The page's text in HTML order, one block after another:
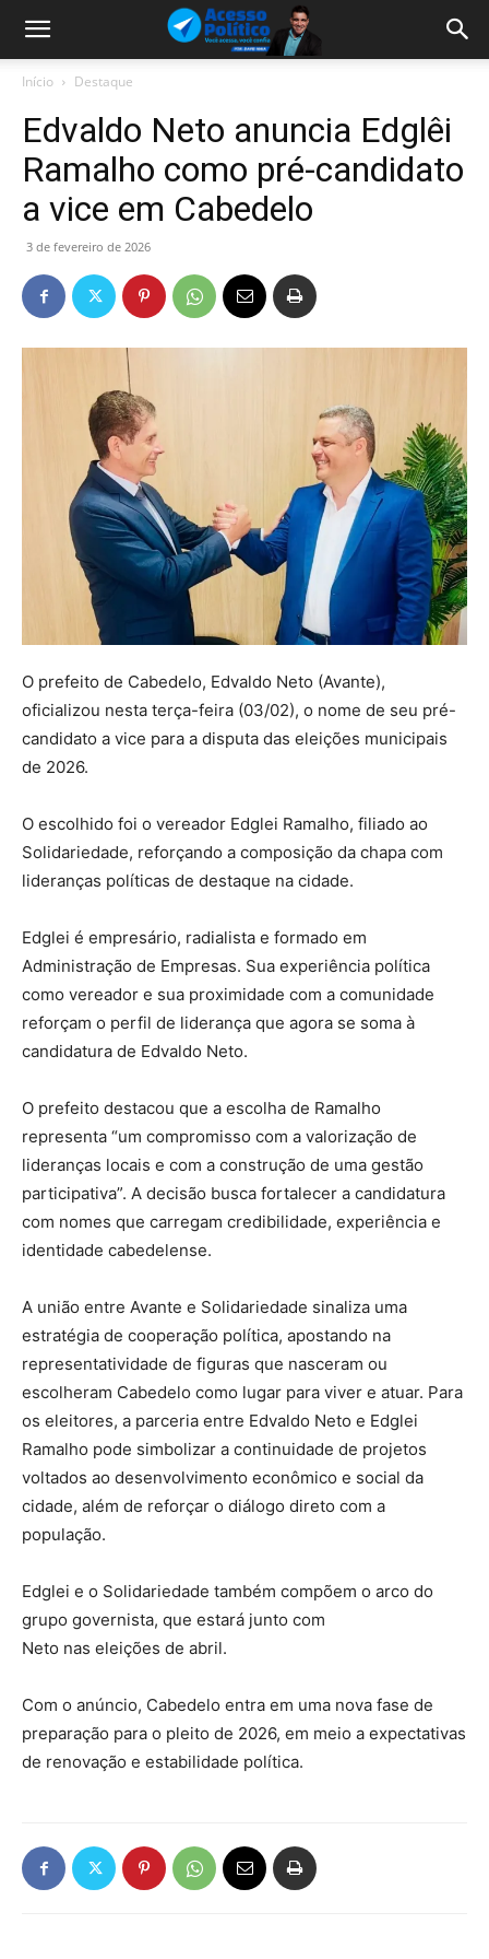
Início Destaque
Edvaldo Neto anuncia Edglêi
Ramalho como pré-candidato
a vice em Cabedelo
3 de fevereiro de 2026
O prefeito de Cabedelo, Edvaldo Neto (Avante),
oficializou nesta terça-feira (03/02), o nome de seu pré-
candidato a vice para a disputa das eleições municipais
de 2026.
O escolhido foi o vereador Edglei Ramalho, filiado ao
Solidariedade, reforçando a composição da chapa com
lideranças políticas de destaque na cidade.
Edglei é empresário, radialista e formado em
Administração de Empresas. Sua experiência política
como vereador e sua proximidade com a comunidade
reforçam o perfil de liderança que agora se soma à
candidatura de Edvaldo Neto.
O prefeito destacou que a escolha de Ramalho
representa “um compromisso com a valorização de
lideranças locais e com a construção de uma gestão
participativa”. A decisão busca fortalecer a candidatura
com nomes que carregam credibilidade, experiência e
identidade cabedelense.
A união entre Avante e Solidariedade sinaliza uma
estratégia de cooperação política, apostando na
representatividade de figuras que nasceram ou
escolheram Cabedelo como lugar para viver e atuar. Para
os eleitores, a parceria entre Edvaldo Neto e Edglei
Ramalho pode simbolizar a continuidade de projetos
voltados ao desenvolvimento econômico e social da
cidade, além de reforçar o diálogo direto com a
população.
Edglei e o Solidariedade também compõem o arco do
grupo governista, que estará junto com
Neto nas eleições de abril.
Com o anúncio, Cabedelo entra em uma nova fase de
preparação para o pleito de 2026, em meio a expectativas
de renovação e estabilidade política.